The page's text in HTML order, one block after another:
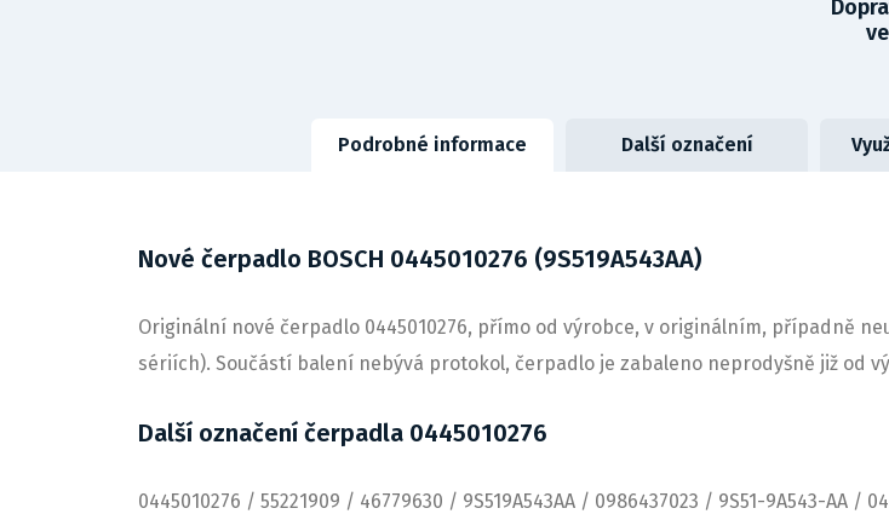
Podrobné informace Další označení
Nové čerpadlo BOSCH 0445010276 (9S519A543AA)
Originální nové čerpadlo 0445010276, přímo od výrobce, v originálním, případně
sériích). Součástí balení nebývá protokol, čerpadlo je zabaleno neprodyšně již od
Další označení čerpadla 0445010276
0445010276 / 55221909 / 46779630 / 9S519A543AA / 0986437023 / 9S51-9A543-AA /